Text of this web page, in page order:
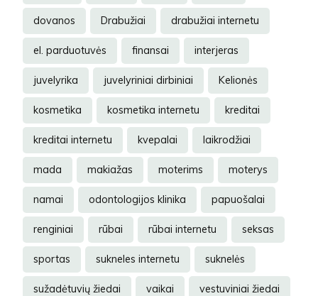
dovanos Drabužiai drabužiai internetu
el. parduotuvės finansai interjeras
juvelyrika juvelyriniai dirbiniai Kelionės
kosmetika kosmetika internetu kreditai
kreditai internetu kvepalai laikrodžiai
mada makiažas moterims moterys
namai odontologijos klinika papuošalai
renginiai rūbai rūbai internetu seksas
sportas sukneles internetu suknelės
sužadėtuvių žiedai vaikai vestuviniai žiedai